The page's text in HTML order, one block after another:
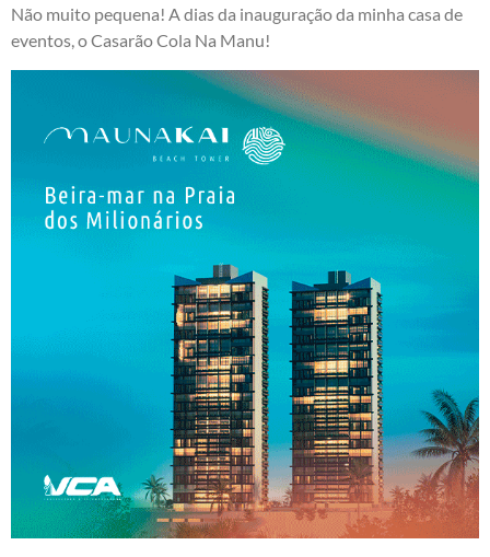
Não muito pequena! A dias da inauguração da minha casa de
eventos, o Casarão Cola Na Manu!